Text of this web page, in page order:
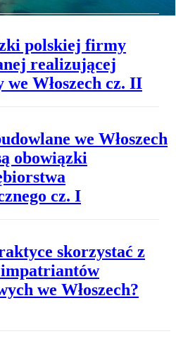
polskiej firmy
realizującej
Włoszech cz. II
we Włoszech
obowiązki
cz. I
skorzystać z
we Włoszech?